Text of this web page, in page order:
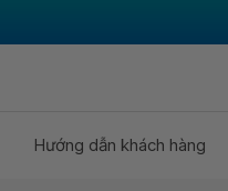
Hướng dẫn khách hàng